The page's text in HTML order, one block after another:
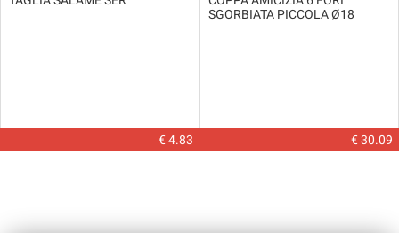
€ 4.83
SGORBIATA PICCOLA Ø18
€ 30.09